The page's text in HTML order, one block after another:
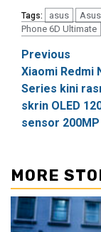
Tags: asus
Phone 6D Ultimate
Post
Previous
Xiaomi Redmi
Series kini
skrin OLED
sensor 200MP
MORE